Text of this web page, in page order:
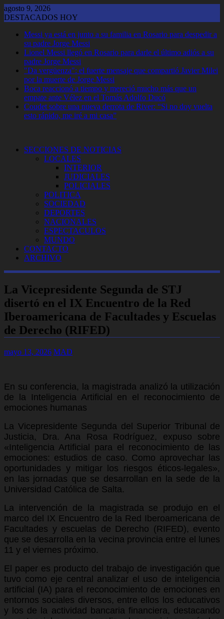
Saltar
al
agosto 9, 2026
DESTACADOS HOY
Messi ya está en junto a su familia en Rosario para despedir a
su padre Jorge Messi
Lionel Messi llegó en Rosario para darle el último adiós a su
padre Jorge Messi
"Da vergüenza": el fuerte mensaje que compartió Javier Milei
por la muerte de Jorge Messi
Boca reaccionó a tiempo y mereció mucho más que un
empate ante Vélez en el Tomás Adolfo Ducó
Coudet sobre una nueva derrota de River: “Si no doy vuelta
esto rápido, me iré a mi casa”
SECCIONES DE NOTICIAS
LOCALES
INTERIOR
JUDICIALES
POLICIALES
POLITICA
SOCIEDAD
DEPORTES
NACIONALES
ESPECTACULOS
MUNDO
CONTACTO
ARCHIVO
La Vicepresidente Segunda de STJ
disertó en el IX Encuentro de la Red
Iberoamericana de Facultades y Escuelas
de Derecho (RIFED)
mayo 13, 2026 MAD
En su conferencia, la magistrada analizó la utilización
de la Inteligencia Artificial en el reconocimiento de
emociones humanas
La Vicepresidente Segunda del Superior Tribunal de
Justicia, Dra. Ana Rosa Rodríguez, expuso sobre
«Inteligencia Artificial para el reconocimiento de las
emociones: estudios de caso. Como aprovechar las
oportunidades y mitigar los riesgos éticos-legales»,
en las jornadas que se desarrollan en la sede de la
Universidad Católica de Salta.
La intervención de la magistrada se produjo en el
marco del IX Encuentro de la Red Iberoamericana de
Facultades y escuelas de Derecho (RIFED), evento
que se desarrolla en la vecina provincia entre el lunes
11 y el viernes próximo.
El paper es producto del trabajo de investigación que
tuvo como eje central analizar el uso de inteligencia
artificial (IA) para el reconocimiento de emociones en
entornos sociales diversos, entre ellos los educativos
y los de la actividad bancaria financiera, destacando